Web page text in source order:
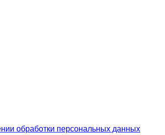
обработки персональных данных